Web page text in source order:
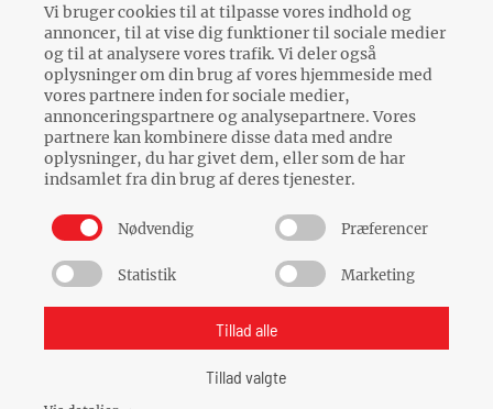
Vi bruger cookies til at tilpasse vores indhold og
annoncer, til at vise dig funktioner til sociale medier
og til at analysere vores trafik. Vi deler også
oplysninger om din brug af vores hjemmeside med
vores partnere inden for sociale medier,
annonceringspartnere og analysepartnere. Vores
partnere kan kombinere disse data med andre
oplysninger, du har givet dem, eller som de har
indsamlet fra din brug af deres tjenester.
Nødvendig Præferencer
Statistik Marketing
Tillad valgte
Tillad alle
CVR: 32142109
local_phoneKontakt os her